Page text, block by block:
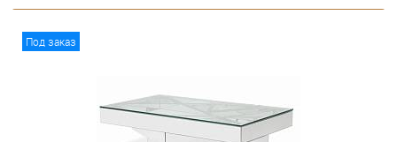
Под заказ